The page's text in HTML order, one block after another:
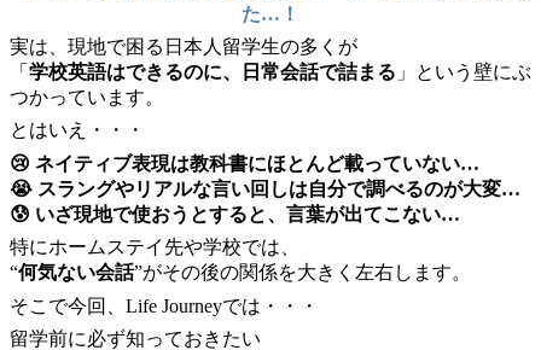
た…！
実は、現地で困る日本人留学生の多くが
「 学校英語はできるのに、日常会話で詰まる 」という壁にぶ
つかっています。
とはいえ・・・
😢 ネイティブ表現は教科書にほとんど載っていない…
😭 スラングやリアルな言い回しは自分で調べるのが大変…
😰 いざ現地で使おうとすると、言葉が出てこない…
特にホームステイ先や学校では、
“何気ない会話”がその後の関係を大きく左右します。
そこで今回、Life Journeyでは・・・
留学前に必ず知っておきたい